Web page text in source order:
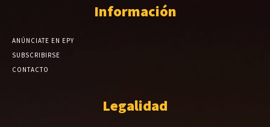
Información
ANÚNCIATE EN EPY
SUBSCRIBIRSE
CONTACTO
Legalidad